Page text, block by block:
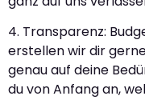
4. Transparenz:
erstellen wir dir
genau auf deine
du von Anfang an,